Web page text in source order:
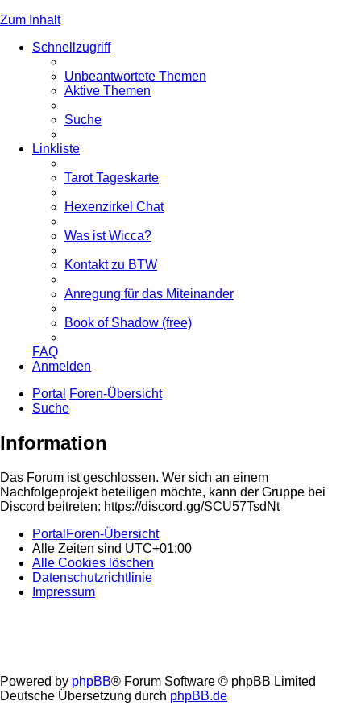
Zum Inhalt
Schnellzugriff
Unbeantwortete Themen
Aktive Themen
Suche
Linkliste
Tarot Tageskarte
Hexenzirkel Chat
Was ist Wicca?
Kontakt zu BTW
Anregung für das Miteinander
Book of Shadow (free)
FAQ
Anmelden
Portal
Foren-Übersicht
Suche
Information
Das Forum ist geschlossen. Wer sich an einem
Nachfolgeprojekt beteiligen möchte, kann der Gruppe bei
Discord beitreten: https://discord.gg/SCU57TsdNt
Portal Foren-Übersicht
Alle Zeiten sind UTC+01:00
Alle Cookies löschen
Datenschutzrichtlinie
Impressum
Powered by phpBB® Forum Software © phpBB Limited
Deutsche Übersetzung durch phpBB.de